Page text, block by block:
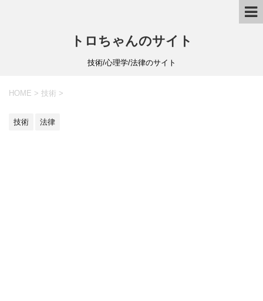
トロちゃんのサイト
技術/心理学/法律のサイト
HOME > 技術 >
技術 法律